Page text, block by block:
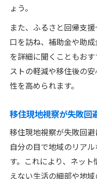
移住相談窓口
備
ょう。
また、ふるさと回帰支
口を訪ね、補助金や助
を詳細に聞くこともお
ストの軽減や移住後の
性を高められます。
移住現地視察が失敗回
移住現地視察が失敗回
自分の目で地域のリア
す。これにより、ネッ
えない生活の細部や地